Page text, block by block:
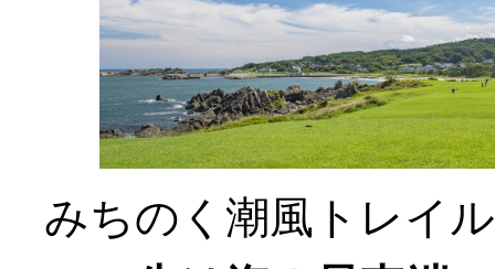
みちのく潮風トレイ